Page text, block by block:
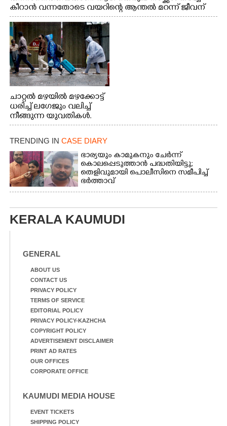
കീറാൻ വന്നതോടെ വയറിന്റെ ആന്തൽ മറന്ന് ജീവന്
വേണ്ടിയായി ഓട്ടം. എറണാകുളം വാത്തുരുത്തിയിൽ
നിന്നുള്ള കാഴ്ച
ചാറ്റൽ മഴയിൽ മഴക്കോട്ട്
ധരിച്ച് ലഗേജും വലിച്ച്
നീങ്ങുന്ന യുവതികൾ.
എറണാകുളം മേനകയിൽ
നിന്നുള്ള കാഴ്ച
TRENDING IN CASE DIARY
ഭാര്യയും കാമുകനും ചേർന്ന്
കൊലപ്പെടുത്താൻ പദ്ധതിയിട്ടു;
തെളിവുമായി പൊലീസിനെ സമീപിച്ച്
ഭർത്താവ്
KERALA KAUMUDI
GENERAL
ABOUT US
CONTACT US
PRIVACY POLICY
TERMS OF SERVICE
EDITORIAL POLICY
PRIVACY POLICY-KAZHCHA
COPYRIGHT POLICY
ADVERTISEMENT DISCLAIMER
PRINT AD RATES
OUR OFFICES
CORPORATE OFFICE
KAUMUDI MEDIA HOUSE
EVENT TICKETS
SHIPPING POLICY